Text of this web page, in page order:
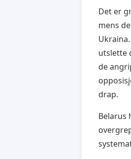
Det er
mens
utslette
de
drap.
Belarus